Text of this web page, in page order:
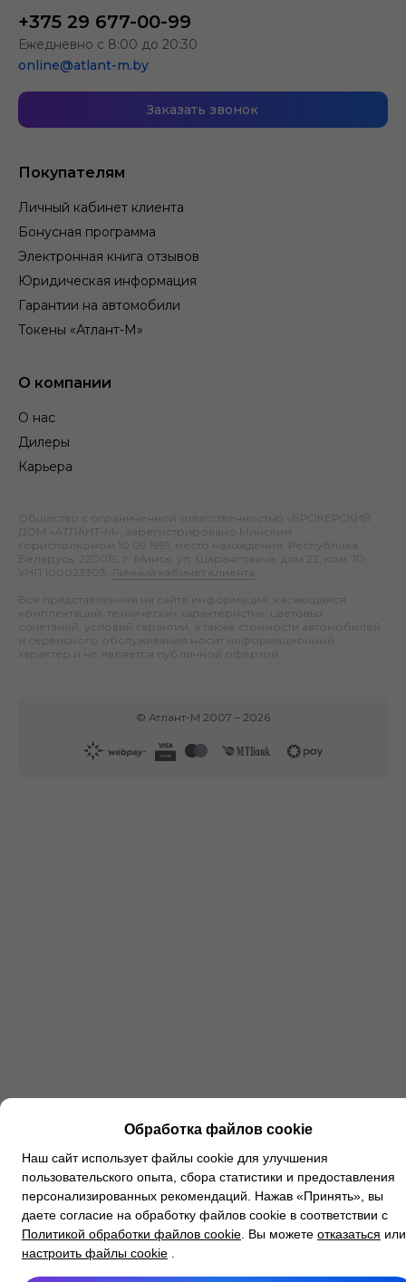
Покупателям
Личный кабинет клиента
Бонусная программа
Электронная книга отзывов
Юридическая информация
Гарантии на автомобили
Токены «Атлант-М»
О компании
О нас
Дилеры
Карьера
+375 29 677-00-99
Ежедневно с 8:00 до 20:30
online@atlant-m.by
Заказать звонок
Общество с ограниченной ответственностью «БРОКЕРСКИЙ
ДОМ «АТЛАНТ-М», зарегистрировано Минским
горисполкомом 10.09.1991; место нахождения: Республика
Беларусь, 220019, г. Минск, ул. Шаранговича, дом 22, ком. 10;
УНП 100023303.
Личный кабинет клиента
Вся представленная на сайте информация, касающаяся
комплектаций, технических характеристик, цветовых
сочетаний, условий гарантии, а также стоимости автомобилей
и сервисного обслуживания носит информационный
характер и не является публичной офертой.
© Атлант-М 2007 – 2026
Обработка файлов cookie
Наш сайт использует файлы cookie для улучшения
пользовательского опыта, сбора статистики и предоставления
персонализированных рекомендаций. Нажав «Принять», вы
даете согласие на обработку файлов cookie в соответствии с
Политикой обработки файлов cookie . Вы можете отказаться или
настроить файлы cookie